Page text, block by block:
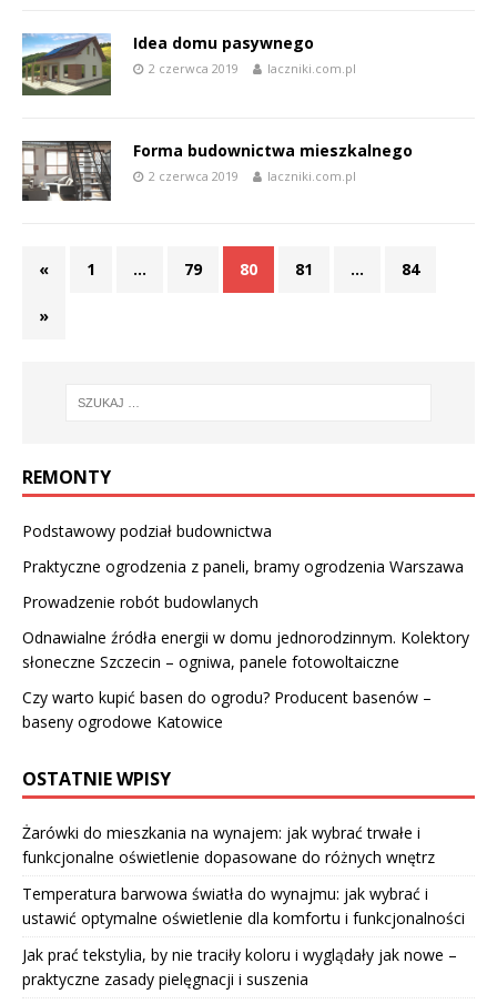
Idea domu pasywnego
2 czerwca 2019 laczniki.com.pl
Forma budownictwa mieszkalnego
2 czerwca 2019 laczniki.com.pl
« 1 … 79 80 81 … 84
»
REMONTY
Podstawowy podział budownictwa
Praktyczne ogrodzenia z paneli, bramy ogrodzenia Warszawa
Prowadzenie robót budowlanych
Odnawialne źródła energii w domu jednorodzinnym. Kolektory
słoneczne Szczecin – ogniwa, panele fotowoltaiczne
Czy warto kupić basen do ogrodu? Producent basenów –
baseny ogrodowe Katowice
OSTATNIE WPISY
Żarówki do mieszkania na wynajem: jak wybrać trwałe i
funkcjonalne oświetlenie dopasowane do różnych wnętrz
Temperatura barwowa światła do wynajmu: jak wybrać i
ustawić optymalne oświetlenie dla komfortu i funkcjonalności
Jak prać tekstylia, by nie traciły koloru i wyglądały jak nowe –
praktyczne zasady pielęgnacji i suszenia